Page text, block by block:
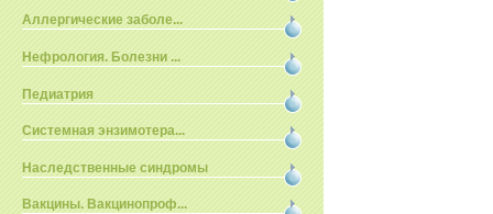
Аллергические заболе...
Нефрология. Болезни ...
Педиатрия
Системная энзимотера...
Наследственные синдромы
Вакцины. Вакцинопроф...